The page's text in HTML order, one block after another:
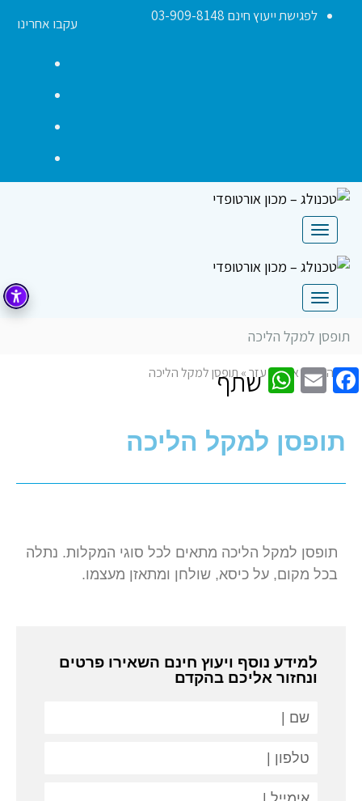
עקבו אחרינו לפגישת ייעוץ חינם 03-909-8148
תפריט
תפריט
תופסן למקל הליכה
דף הבית»אביזרי עזר» תופסן למקל הליכהFacebook
Email
WhatsApp
שתף
תופסן למקל הליכה
תופסן למקל הליכה מתאים לכל סוגי המקלות. נתלה
בכל מקום, על כיסא, שולחן ומתאזן מעצמו.
למידע נוסף ויעוץ חינם השאירו פרטים
ונחזור אליכם בהקדם